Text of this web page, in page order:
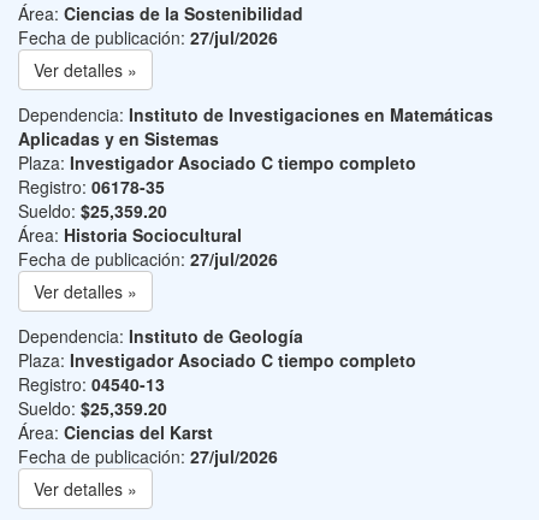
Área: Ciencias de la Sostenibilidad
Fecha de publicación: 27/jul/2026
Ver detalles »
Dependencia: Instituto de Investigaciones en Matemáticas
Aplicadas y en Sistemas
Plaza: Investigador Asociado C tiempo completo
Registro: 06178-35
Sueldo: $25,359.20
Área: Historia Sociocultural
Fecha de publicación: 27/jul/2026
Ver detalles »
Dependencia: Instituto de Geología
Plaza: Investigador Asociado C tiempo completo
Registro: 04540-13
Sueldo: $25,359.20
Área: Ciencias del Karst
Fecha de publicación: 27/jul/2026
Ver detalles »